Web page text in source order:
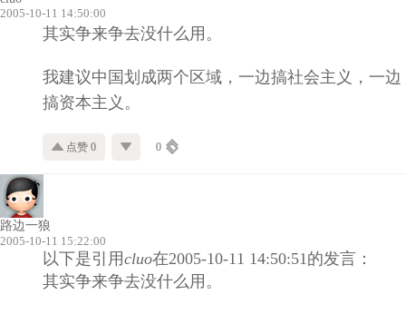
2005-10-11 14:50:00
其实争来争去没什么用。
我建议中国划成两个区域，一边搞社会主义，一边
搞资本主义。
点赞 0 0
路边一狼
2005-10-11 15:22:00
以下是引用cluo在2005-10-11 14:50:51的发言：
其实争来争去没什么用。